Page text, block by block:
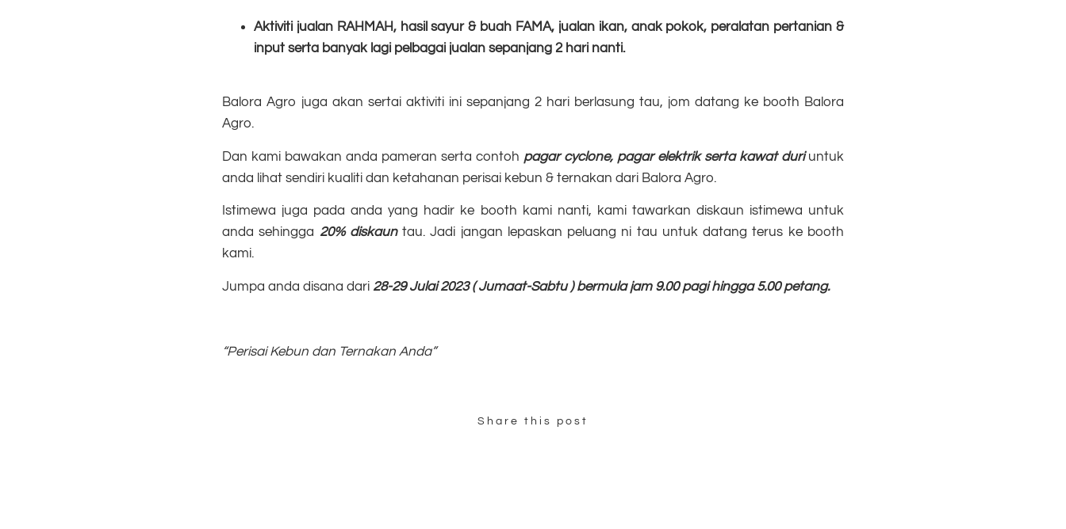
Aktiviti jualan RAHMAH, hasil sayur & buah FAMA, jualan ikan, anak pokok, peralatan pertanian &
input serta banyak lagi pelbagai jualan sepanjang 2 hari nanti.
Balora Agro juga akan sertai aktiviti ini sepanjang 2 hari berlasung tau, jom datang ke booth Balora
Agro.
Dan kami bawakan anda pameran serta contoh pagar cyclone, pagar elektrik serta kawat duriuntuk
anda lihat sendiri kualiti dan ketahanan perisai kebun & ternakan dari Balora Agro.
Istimewa juga pada anda yang hadir ke booth kami nanti, kami tawarkan diskaun istimewa untuk
anda sehingga 20% diskauntau. Jadi jangan lepaskan peluang ni tau untuk datang terus ke booth
kami.
Jumpa anda disana dari 28-29 Julai 2023 ( Jumaat-Sabtu ) bermula jam 9.00 pagi hingga 5.00 petang.
“Perisai Kebun dan Ternakan Anda”
Share this post